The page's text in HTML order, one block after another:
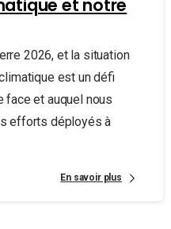
et notre
2026, et la situation
est un défi
face et auquel nous
efforts déployés à
En savoir plus